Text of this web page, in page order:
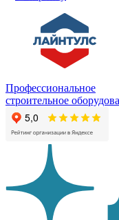
Профессиональное
строительное